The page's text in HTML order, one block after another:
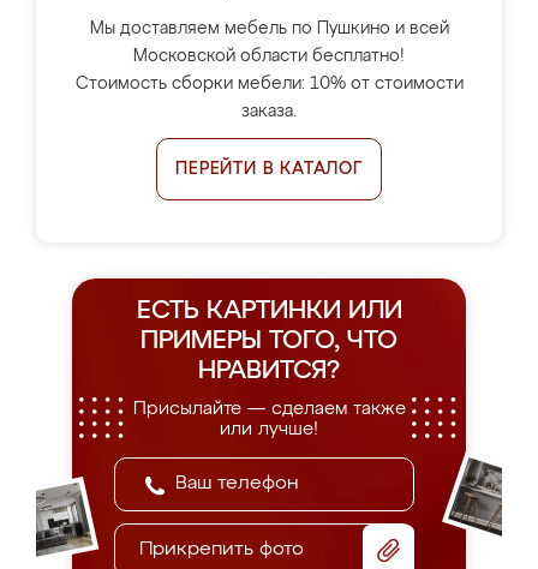
Мы доставляем мебель по Пушкино и всей
Московской области бесплатно!
Стоимость сборки мебели: 10% от стоимости
заказа.
ПЕРЕЙТИ В КАТАЛОГ
ЕСТЬ КАРТИНКИ ИЛИ
ПРИМЕРЫ
ТОГО, ЧТО
НРАВИТСЯ?
Присылайте — сделаем также
или лучше!
Прикрепить фото